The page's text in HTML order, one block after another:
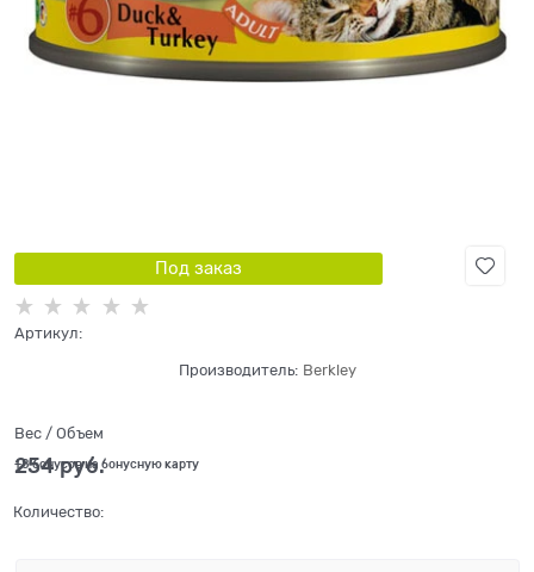
Под заказ
Артикул:
Производитель: Berkley
Вес / Объем
254 руб.
+8 бонусов на бонусную карту
Количество: